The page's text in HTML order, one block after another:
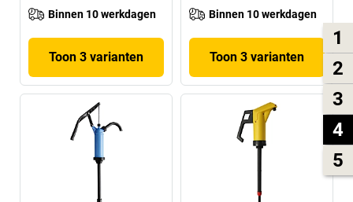
1
2
3
4
5
Binnen 10 werkdagen
Toon 3 varianten
Binnen 10 werkdagen
Toon 3 varianten